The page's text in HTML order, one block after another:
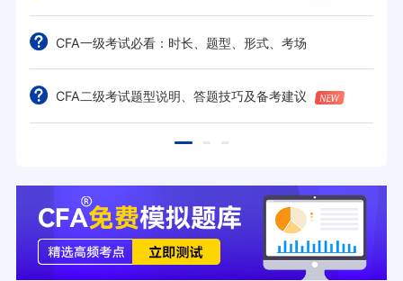
CFA一级考试必看：时长、题型、形式、考场
CFA二级考试题型说明、答题技巧及备考建议